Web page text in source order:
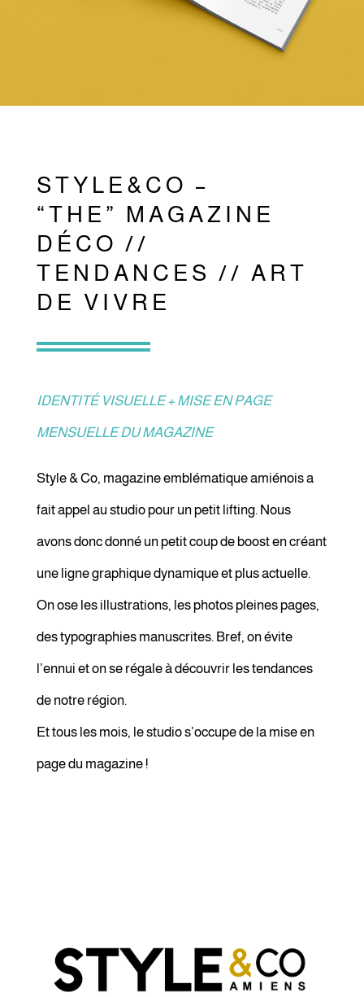
STYLE&CO –
“THE” MAGAZINE
DÉCO //
TENDANCES // ART
DE VIVRE
IDENTITÉ VISUELLE + MISE EN PAGE
MENSUELLE DU MAGAZINE
Style & Co, magazine emblématique amiénois a
fait appel au studio pour un petit lifting. Nous
avons donc donné un petit coup de boost en créant
une ligne graphique dynamique et plus actuelle.
On ose les illustrations, les photos pleines pages,
des typographies manuscrites. Bref, on évite
l’ennui et on se régale à découvrir les tendances
de notre région.
Et tous les mois, le studio s’occupe de la mise en
page du magazine !